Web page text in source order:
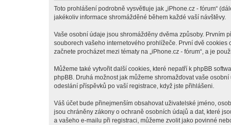
Toto prohlášení podrobně vysvětluje jak „iPhone.cz - fórum“
jakékoliv informace shromážděné během každé vaší návštěvy.
Vaše osobní údaje jsou shromážděny dvěma způsoby. Prvním
souborech vašeho internetového prohlížeče. První dvě
začnete procházet mezi tématy na „iPhone.cz - fórum“, a je
Můžeme také vytvořit další cookies, které nepatří k phpBB
phpBB. Druhá možnost jak můžeme shromažďovat vaše
odeslání příspěvků po vaší registrace, když jste přihlášeni.
Váš účet bude přinejmenším obsahovat uživatelské jméno,
jsou chráněny zákony o ochraně osobních údajů a dat, které
a vašeho e-mailu při registraci, můžeme zvolit jako povinné